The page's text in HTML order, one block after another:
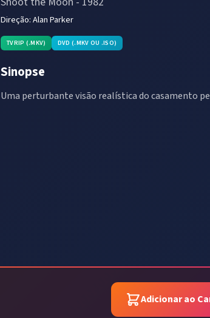
Direção:Alan Parker
TVRIP (.MKV) DVD (.MKV OU .ISO)
Sinopse
Uma perturbante visão realística do casamento
Adicionar ao